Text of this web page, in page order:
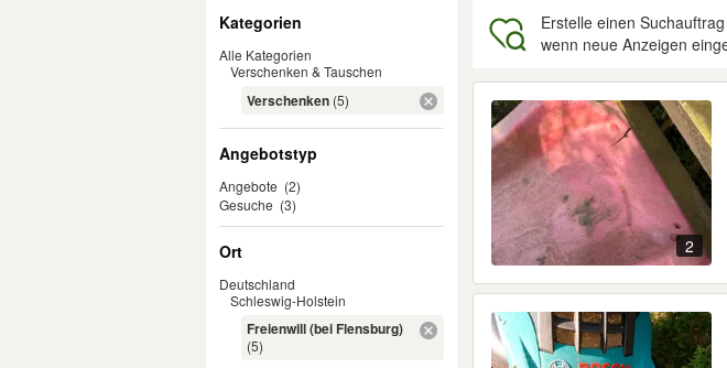
Kategorien
Alle Kategorien
Verschenken & Tauschen
Verschenken (5)
Angebotstyp
Angebote (2)
Gesuche (3)
Ort
Deutschland
Schleswig-Holstein
Freienwill (bei Flensburg)
(5)
Erstelle einen
wenn neue Anzeigen
2